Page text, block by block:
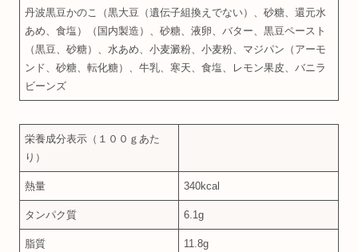
丹波黒豆かのこ（黒大豆（遺伝子組換えでない）、砂糖、還元水
あめ、食塩）（国内製造）、砂糖、液卵、バター、黒豆ペースト
（黒豆、砂糖）、水あめ、小麦澱粉、小麦粉、マジパン（アーモ
ンド、砂糖、転化糖）、牛乳、寒天、食塩、レモン果皮、バニラ
ビーンズ
栄養成分表示（１００ｇあた
り）
熱量 340kcal
タンパク質 6.1g
脂質 11.8g